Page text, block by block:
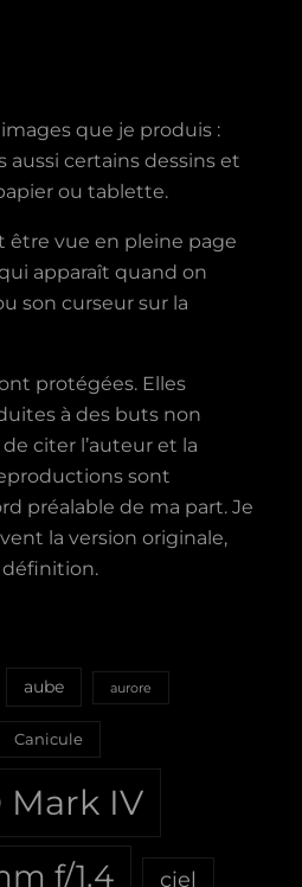
que je produis :
aussi certains dessins et
ou tablette.
être vue en pleine page
apparaît quand on
son curseur sur la
protégées. Elles
à des buts non
citer l’auteur et la
sont
préalable de ma part. Je
la version originale,
aube aurore
Canicule
Mark IV
f/1.4 ciel